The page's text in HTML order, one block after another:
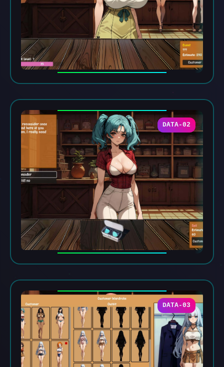
DATA-02
DATA-03